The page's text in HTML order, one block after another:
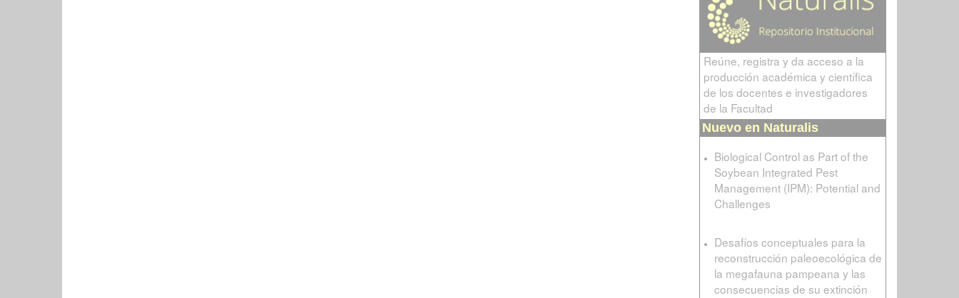
Reúne, registra y da acceso a la
producción académica y científica
de los docentes e investigadores
de la Facultad
Nuevo en Naturalis
Biological Control as Part of the
Soybean Integrated Pest
Management (IPM): Potential and
Challenges
Desafíos conceptuales para la
reconstrucción paleoecológica de
la megafauna pampeana y las
consecuencias de su extinción